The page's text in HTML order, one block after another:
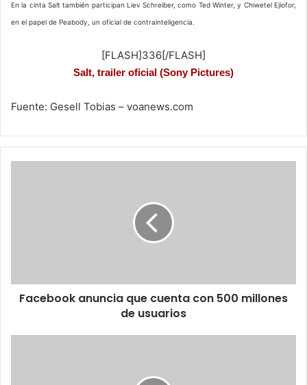
En la cinta Salt también participan Liev Schreiber, como Ted Winter, y Chiwetel Ejiofor,
en el papel de Peabody, un oficial de contrainteligencia.
[FLASH]336[/FLASH]
Salt, trailer oficial (Sony Pictures)
Fuente: Gesell Tobias – voanews.com
usuarios
Facebook anuncia que cuenta con 500 millones
de usuarios